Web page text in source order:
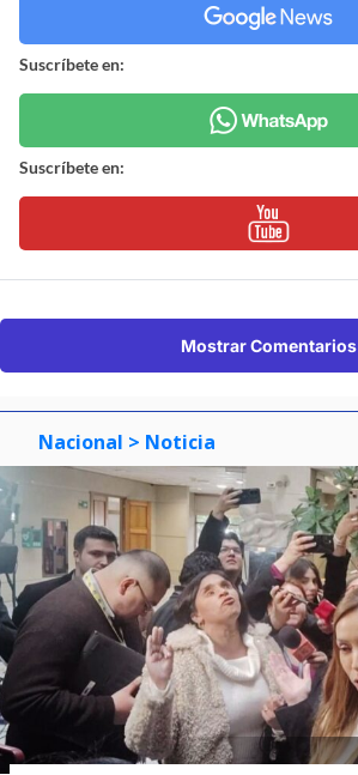
Suscríbete en:
Suscríbete en:
Mostrar Comentarios
Nacional > Noticia